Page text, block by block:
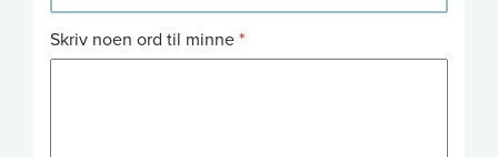
Skriv noen ord til minne